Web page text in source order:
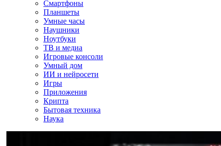
Смартфоны
Планшеты
Умные часы
Наушники
Ноутбуки
ТВ и медиа
Игровые консоли
Умный дом
ИИ и нейросети
Игры
Приложения
Крипта
Бытовая техника
Наука